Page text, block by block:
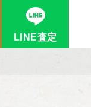
LINE査定